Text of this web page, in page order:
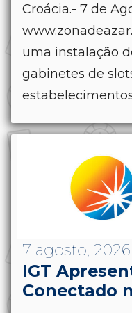
Croácia.- 7 de
uma instalação
gabinetes de
7 agosto, 2026
IGT
Conectado